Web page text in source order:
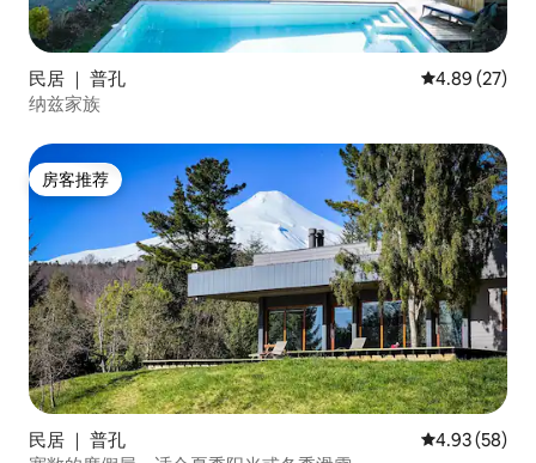
民居 ｜ 普孔 平均评分
4.89 (27)
纳兹家族
房客推荐
房客推荐
民居 ｜ 普孔 平均评分
4.93 (58)